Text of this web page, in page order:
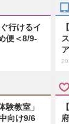
行けるイ
便＜8/9-
験教室」
向け9/6